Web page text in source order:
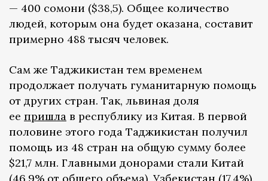
— 400 сомони ($38,5). Общее количество
людей, которым она будет оказана, составит
примерно 488 тысяч человек.
Сам же Таджикистан тем временем
продолжает получать гуманитарную помощь
от других стран. Так, львиная доля
ее пришла в республику из Китая. В первой
половине этого года Таджикистан получил
помощь из 48 стран на общую сумму более
$21,7 млн. Главными донорами стали Китай
(46,9% от общего объема), Узбекистан (17,4%),